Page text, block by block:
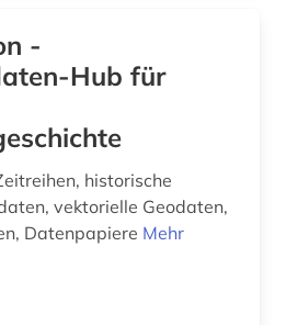
-
Hub für
historische
vektorielle Geodaten,
Datenpapiere Mehr